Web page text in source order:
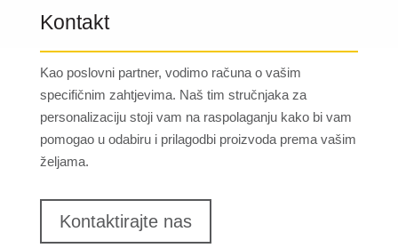
Kontakt
Kao poslovni partner, vodimo računa o vašim
specifičnim zahtjevima. Naš tim stručnjaka za
personalizaciju stoji vam na raspolaganju kako bi vam
pomogao u odabiru i prilagodbi proizvoda prema vašim
željama.
Kontaktirajte nas